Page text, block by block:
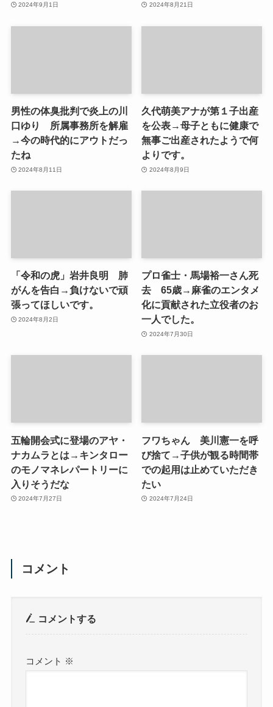
2024年9月1日 2024年8月21日
男性の体臭批判で炎上の川
口ゆり 所属事務所を解雇
→今の時代的にアウトだっ
たね
2024年8月11日
久代萌美アナが第１子出産
を公表→母子ともに健康で
無事ご出産されたようで何
よりです。
2024年8月9日
「令和の虎」岩井良明 肺
がんを告白→負けないで頑
張ってほしいです。
2024年8月2日
プロ雀士・馬場裕一さん死
去 65歳→麻雀のエンタメ
化に貢献された立役者のお
一人でした。
2024年7月30日
五輪開会式に登場のアヤ・
ナカムラとは→キンタロー
のモノマネレパートリーに
入りそうだな
2024年7月27日
フワちゃん 美川憲一を呼
び捨て→子供が観る時間帯
での起用は止めていただき
たい
2024年7月24日
コメント
コメントする
コメント ※